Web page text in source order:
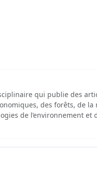
qui publie des
des forêts, de la
de l’environnement et